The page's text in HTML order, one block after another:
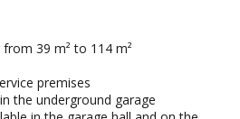
39 m² to 114 m²
premises
the underground garage